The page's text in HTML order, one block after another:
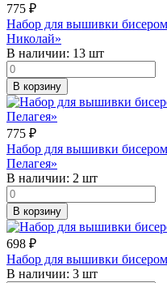
775 ₽
Набор для вышивки
Николай»
В наличии: 13 шт
В корзину
775 ₽
Набор для вышивки
Пелагея»
В наличии: 2 шт
В корзину
698 ₽
Набор для вышивки
В наличии: 3 шт